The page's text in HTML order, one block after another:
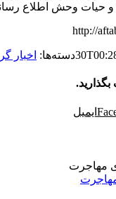
و حیات وحش اطلاع
http://
دسته‌ها: اخبار
ایمیل
مهاجرت